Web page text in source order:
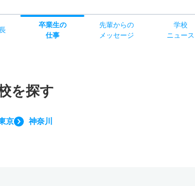
卒業生の
仕事
先輩からの
メッセージ
学校
ニュース
を探す
京 神奈川